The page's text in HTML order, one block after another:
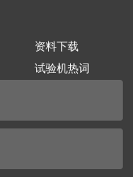
资料下载
试验机热词